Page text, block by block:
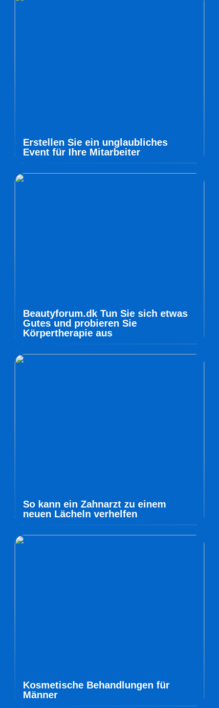
Erstellen Sie ein unglaubliches
Event für Ihre Mitarbeiter
Beautyforum.dk Tun Sie sich etwas
Gutes und probieren Sie
Körpertherapie aus
So kann ein Zahnarzt zu einem
neuen Lächeln verhelfen
Kosmetische Behandlungen für
Männer